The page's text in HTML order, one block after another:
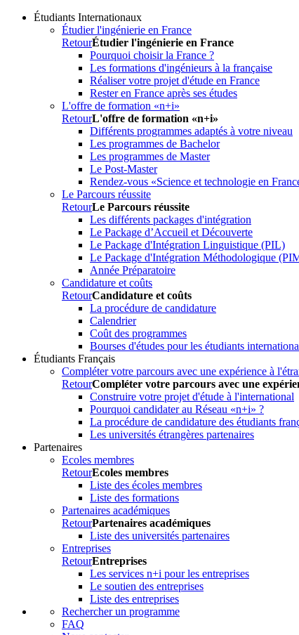
Étudiants Internationaux
Étudier l'ingénierie en France
RetourÉtudier l'ingénierie en France
Pourquoi choisir la France ?
Les formations d'ingénieurs à la française
Réaliser votre projet d'étude en France
Rester en France après ses études
L'offre de formation «n+i»
RetourL'offre de formation «n+i»
Différents programmes adaptés à votre niveau
Les programmes de Bachelor
Les programmes de Master
Le Post-Master
Rendez-vous «Science et technologie en
Le Parcours réussite
RetourLe Parcours réussite
Les différents packages d'intégration
Le Package d’Accueil et Découverte
Le Package d'Intégration Linguistique (PIL)
Le Package d'Intégration Méthodologique
Année Préparatoire
Candidature et coûts
RetourCandidature et coûts
La procédure de candidature
Calendrier
Coût des programmes
Bourses d'études pour les étudiants
Étudiants Français
Compléter votre parcours avec une expérience à
RetourCompléter votre parcours avec une
Construire votre projet d'étude à l'international
Pourquoi candidater au Réseau «n+i» ?
La procédure de candidature des étudiants
Les universités étrangères partenaires
Partenaires
Ecoles membres
RetourEcoles membres
Liste des écoles membres
Liste des formations
Partenaires académiques
RetourPartenaires académiques
Liste des universités partenaires
Entreprises
RetourEntreprises
Les services n+i pour les entreprises
Le soutien des entreprises
Liste des entreprises
Rechercher un programme
FAQ